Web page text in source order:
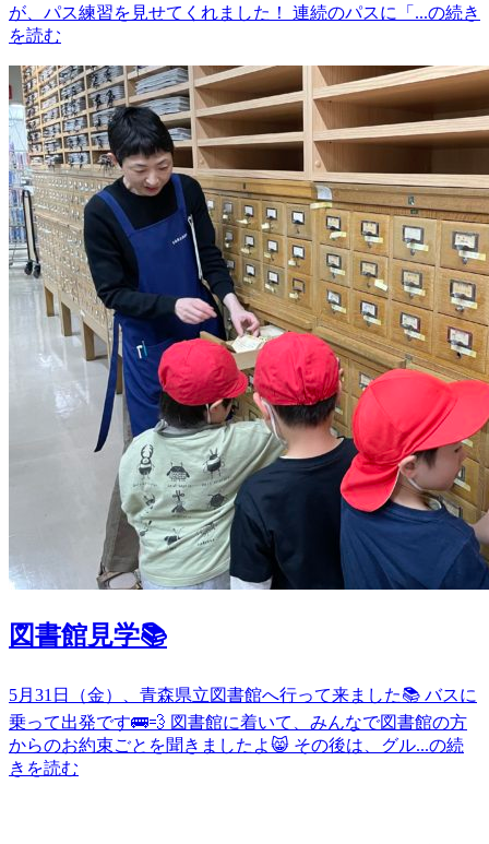
が、パス練習を見せてくれました！ 連続のパスに「...の続き
を読む
図書館見学📚
5月31日（金）、青森県立図書館へ行って来ました📚 バスに
乗って出発です🚌💨 図書館に着いて、みんなで図書館の方
からのお約束ごとを聞きましたよ😸 その後は、グル...の続
きを読む